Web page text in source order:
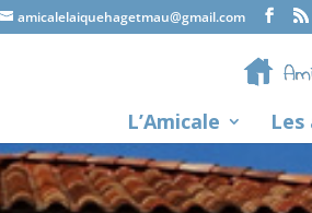
amicalelaiquehagetmau@gmail.com
L’Amicale